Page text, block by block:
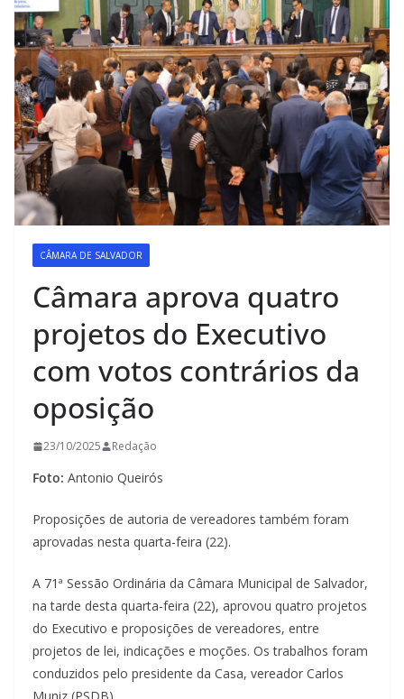
CÂMARA DE SALVADOR
Câmara aprova quatro
projetos do Executivo
com votos contrários da
oposição
23/10/2025 Redação
Foto: Antonio Queirós
Proposições de autoria de vereadores também foram
aprovadas nesta quarta-feira (22).
A 71ª Sessão Ordinária da Câmara Municipal de Salvador,
na tarde desta quarta-feira (22), aprovou quatro projetos
do Executivo e proposições de vereadores, entre
projetos de lei, indicações e moções. Os trabalhos foram
conduzidos pelo presidente da Casa, vereador Carlos